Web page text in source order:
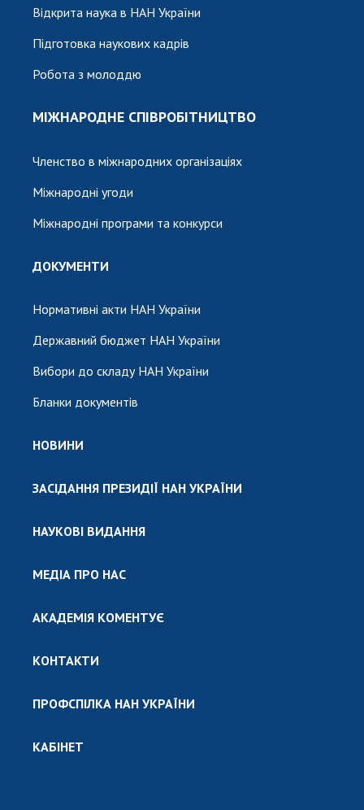
Відкрита наука в НАН України
Підготовка наукових кадрів
Робота з молоддю
МІЖНАРОДНЕ СПІВРОБІТНИЦТВО
Членство в міжнародних організаціях
Міжнародні угоди
Міжнародні програми та конкурси
ДОКУМЕНТИ
Нормативні акти НАН України
Державний бюджет НАН України
Вибори до складу НАН України
Бланки документів
НОВИНИ
ЗАСІДАННЯ ПРЕЗИДІЇ НАН УКРАЇНИ
НАУКОВІ ВИДАННЯ
МЕДІА ПРО НАС
АКАДЕМІЯ КОМЕНТУЄ
КОНТАКТИ
ПРОФСПІЛКА НАН УКРАЇНИ
КАБІНЕТ